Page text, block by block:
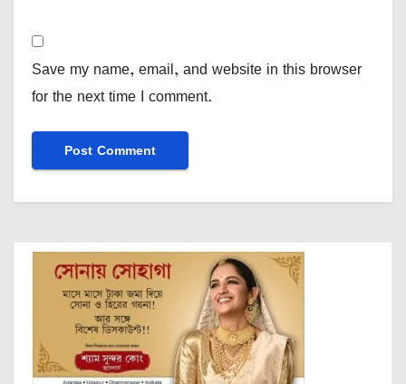
Save my name, email, and website in this browser
for the next time I comment.